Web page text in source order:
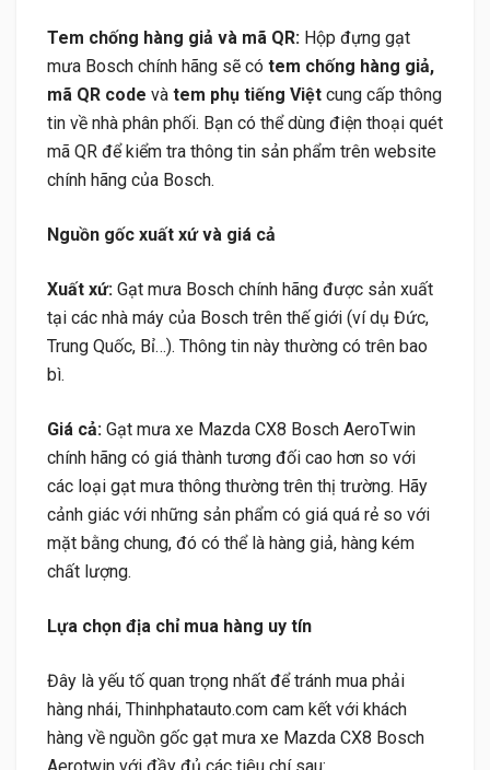
Tem chống hàng giả và mã QR: Hộp đựng gạt
mưa Bosch chính hãng sẽ có tem chống hàng giả,
mã QR code và tem phụ tiếng Việt cung cấp thông
tin về nhà phân phối. Bạn có thể dùng điện thoại quét
mã QR để kiểm tra thông tin sản phẩm trên website
chính hãng của Bosch.
Nguồn gốc xuất xứ và giá cả
Xuất xứ: Gạt mưa Bosch chính hãng được sản xuất
tại các nhà máy của Bosch trên thế giới (ví dụ Đức,
Trung Quốc, Bỉ…). Thông tin này thường có trên bao
bì.
Giá cả: Gạt mưa xe Mazda CX8 Bosch AeroTwin
chính hãng có giá thành tương đối cao hơn so với
các loại gạt mưa thông thường trên thị trường. Hãy
cảnh giác với những sản phẩm có giá quá rẻ so với
mặt bằng chung, đó có thể là hàng giả, hàng kém
chất lượng.
Lựa chọn địa chỉ mua hàng uy tín
Đây là yếu tố quan trọng nhất để tránh mua phải
hàng nhái, Thinhphatauto.com cam kết với khách
hàng về nguồn gốc gạt mưa xe Mazda CX8 Bosch